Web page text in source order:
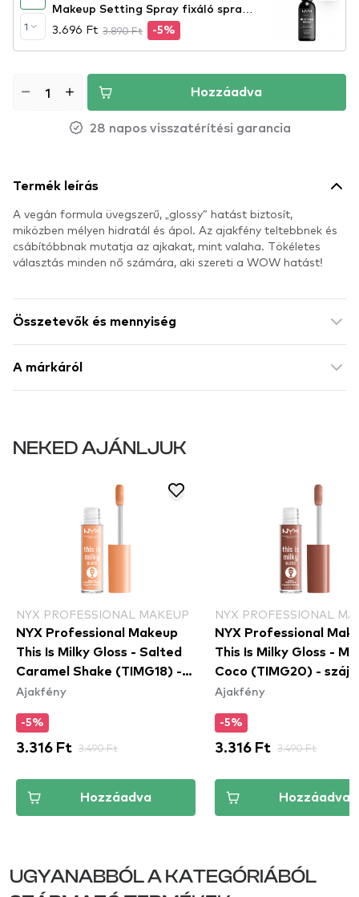
1
Makeup Setting Spray fixáló spray
– Matte Finish
3.696 Ft 3.890 Ft -5%
Hozzáadva
28 napos visszatérítési garancia
Termék leírás
A vegán formula üvegszerű, „glossy” hatást biztosít,
miközben mélyen hidratál és ápol. Az ajakfény teltebbnek és
csábítóbbnak mutatja az ajkakat, mint valaha. Tökéletes
választás minden nő számára, aki szereti a WOW hatást!
Összetevők és mennyiség
A márkáról
NEKED AJÁNLJUK
NYX PROFESSIONAL MAKEUP
NYX Professional Makeup
This Is Milky Gloss - Salted
Caramel Shake (TIMG18) -
szájfény
Ajakfény
-5%
3.316 Ft 3.490 Ft
Hozzáadva
NYX PROFESSIONAL
NYX Professional
This Is Milky Gloss -
Coco (TIMG20) -
Ajakfény
-5%
3.316 Ft 3.490 Ft
Hozzáadva
UGYANABBÓL A KATEGÓRIÁBÓL